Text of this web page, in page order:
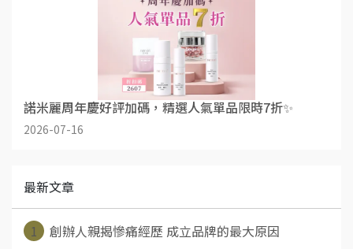
諾米麗周年慶好評加碼，精選人氣單品限時7折✨
2026-07-16
最新文章
1
創辦人親揭慘痛經歷 成立品牌的最大原因